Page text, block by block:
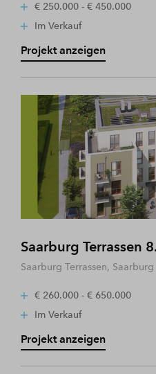
€ 250.000 - € 450.000
Im Verkauf
Projekt anzeigen
Saarburg Terrassen
Saarburg Terrassen, Saarburg
€ 260.000 - € 650.000
Im Verkauf
Projekt anzeigen